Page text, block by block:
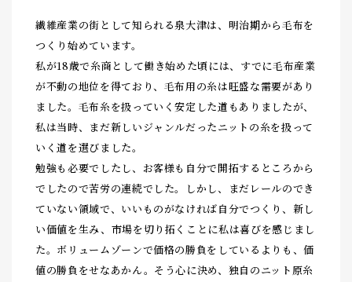
繊維産業の街として知られる泉大津は、明治期から毛布を
つくり始めています。
私が18歳で糸商として働き始めた頃には、すでに毛布産業
が不動の地位を得ており、毛布用の糸は旺盛な需要があり
ました。毛布糸を扱っていく安定した道もありましたが、
私は当時、まだ新しいジャンルだったニットの糸を扱って
いく道を選びました。
勉強も必要でしたし、お客様も自分で開拓するところから
でしたので苦労の連続でした。しかし、まだレールのでき
ていない領域で、いいものがなければ自分でつくり、新し
い価値を生み、市場を切り拓くことに私は喜びを感じまし
た。ボリュームゾーンで価格の勝負をしているよりも、価
値の勝負をせなあかん。そう心に決め、独自のニット原糸